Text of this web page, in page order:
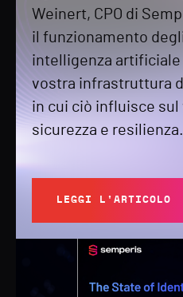
Weinert, CPO di
il funzionamento
intelligenza artificiale
vostra infrastruttura
in cui ciò influisce
sicurezza e resilienza.
LEGGI L'ARTICOLO